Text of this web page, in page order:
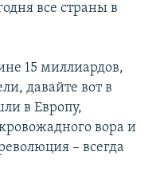
все страны в
15 миллиардов,
давайте вот в
в Европу,
вора и
– всегда